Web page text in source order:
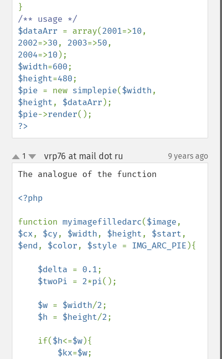
$dataArr = array(2001=>10
2002=>30, 2003=>50
2004=>10
$width=600
$height=480
$pie = new simplepie($width
$height, $dataArr
$pie->render
?>
up
down
1 vrp76 at mail dot ru 9 years ago
The analogue of the function
<?php
function myimagefilledarc($image
$cx, $cy, $width, $height, $start
$end, $color, $style = IMG_ARC_PIE ){
$delta = 0.1;
$twoPi = 2*pi();
$w = $width/2;
$h = $height/2;
    if(
$h<=$w){
$kx=$w;